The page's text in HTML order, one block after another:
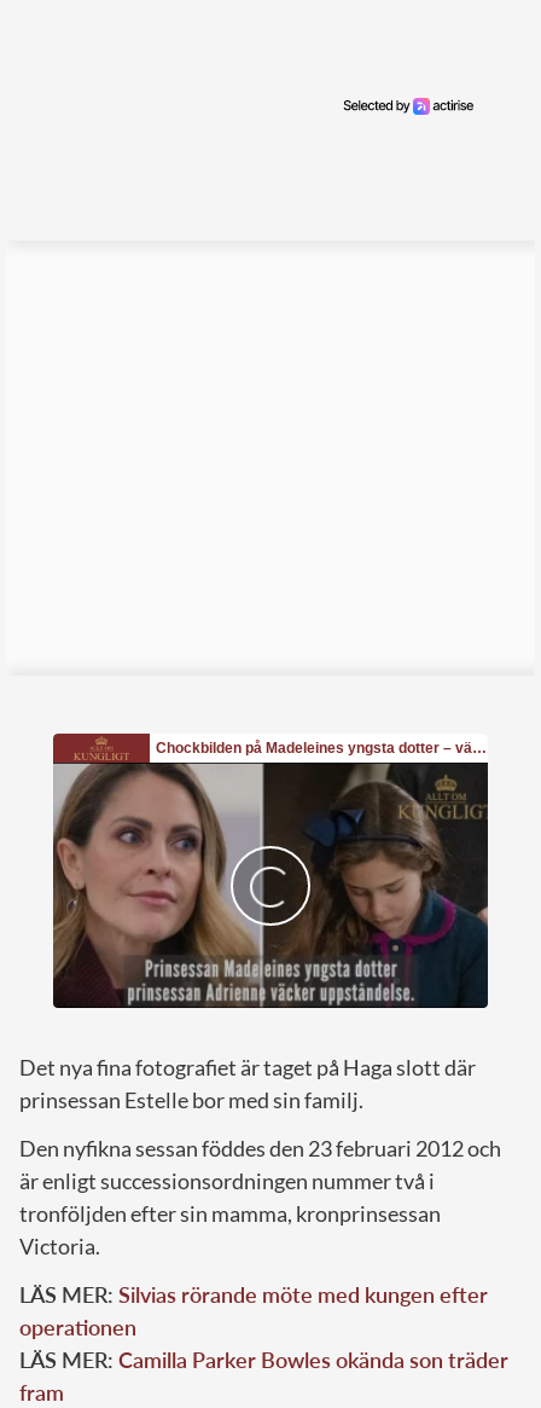
Det nya fina fotografiet är taget på Haga slott där
prinsessan Estelle bor med sin familj.
Den nyfikna sessan föddes den 23 februari 2012 och
är enligt successionsordningen nummer två i
tronföljden efter sin mamma, kronprinsessan
Victoria.
LÄS MER: Silvias rörande möte med kungen efter
operationen
LÄS MER: Camilla Parker Bowles okända son träder
fram